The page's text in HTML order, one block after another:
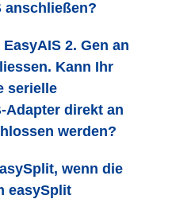
anschließen?
2. Gen an
Kann Ihr
serielle
Adapter direkt an
werden?
wenn die
easySplit